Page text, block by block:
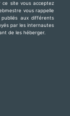
ce site vous acceptez
vous rappelle
aux différents
par les internautes
de les héberger.